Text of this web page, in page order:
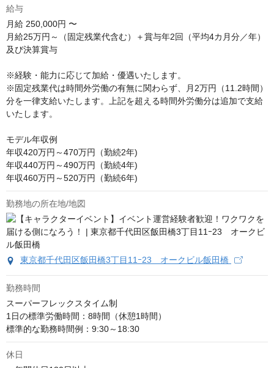
給与
月給 250,000円 〜
月給25万円～（固定残業代含む）＋賞与年2回（平均4カ月分／年）
及び決算賞与
※経験・能力に応じて加給・優遇いたします。
※固定残業代は時間外労働の有無に関わらず、月2万円（11.2時間）
分を一律支給いたします。上記を超える時間外労働分は追加で支給
いたします。
モデル年収例
年収420万円～470万円（勤続2年)
年収440万円～490万円（勤続4年)
年収460万円～520万円（勤続6年)
勤務地の所在地/地図
東京都千代田区飯田橋3丁目11ｰ23 オークビル飯田橋
勤務時間
スーパーフレックスタイム制
1日の標準労働時間：8時間（休憩1時間）
標準的な勤務時間例：9:30～18:30
休日